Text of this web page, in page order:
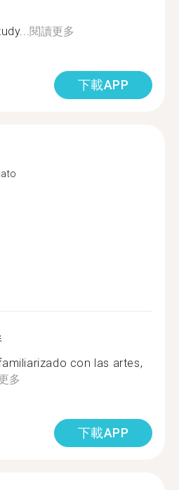
閱讀更多
下載APP
con las artes,
多
下載APP